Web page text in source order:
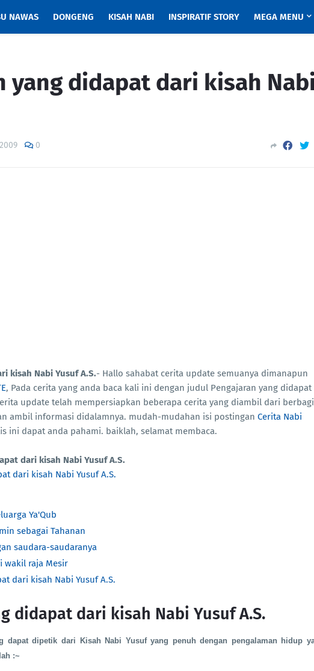
NAWAS DONGENG KISAH NABI INSPIRATIF STORY MEGA MENU
yang didapat dari kisah Nabi
0
kisah Nabi Yusuf A.S.- Hallo sahabat cerita update semuanya dimanapun
, Pada cerita yang anda baca kali ini dengan judul Pengajaran yang didapat
update telah mempersiapkan beberapa cerita yang diambil dari
ambil informasi didalamnya. mudah-mudahan isi postingan Cerita Nabi
ini dapat anda pahami. baiklah, selamat membaca.
dari kisah Nabi Yusuf A.S.
dari kisah Nabi Yusuf A.S.
Ya'Qub
sebagai Tahanan
saudara-saudaranya
wakil raja Mesir
dari kisah Nabi Yusuf A.S.
didapat dari kisah Nabi Yusuf A.S.
dapat dipetik dari Kisah Nabi Yusuf yang penuh dengan pengalaman hidup
:~